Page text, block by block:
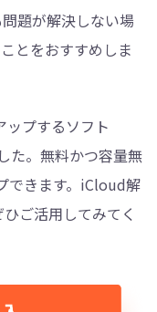
題が解決しない場
とをおすすめしま
プするソフト
た。無料かつ容量無
できます。iCloud解
ご活用してみてく